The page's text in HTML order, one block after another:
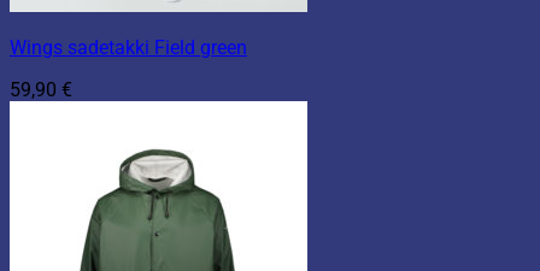
Wings sadetakki Field green
59,90 €